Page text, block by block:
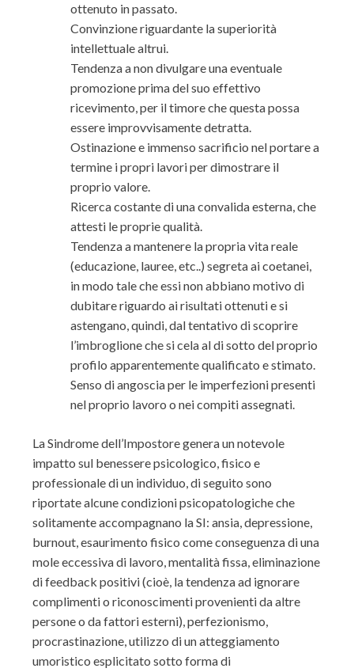
ottenuto in passato.
Convinzione riguardante la superiorità
intellettuale altrui.
Tendenza a non divulgare una eventuale
promozione prima del suo effettivo
ricevimento, per il timore che questa possa
essere improvvisamente detratta.
Ostinazione e immenso sacrificio nel portare a
termine i propri lavori per dimostrare il
proprio valore.
Ricerca costante di una convalida esterna, che
attesti le proprie qualità.
Tendenza a mantenere la propria vita reale
(educazione, lauree, etc..) segreta ai coetanei,
in modo tale che essi non abbiano motivo di
dubitare riguardo ai risultati ottenuti e si
astengano, quindi, dal tentativo di scoprire
l’imbroglione che si cela al di sotto del proprio
profilo apparentemente qualificato e stimato.
Senso di angoscia per le imperfezioni presenti
nel proprio lavoro o nei compiti assegnati.
La Sindrome dell’Impostore genera un notevole
impatto sul benessere psicologico, fisico e
professionale di un individuo, di seguito sono
riportate alcune condizioni psicopatologiche che
solitamente accompagnano la SI: ansia, depressione,
burnout, esaurimento fisico come conseguenza di una
mole eccessiva di lavoro, mentalità fissa, eliminazione
di feedback positivi (cioè, la tendenza ad ignorare
complimenti o riconoscimenti provenienti da altre
persone o da fattori esterni), perfezionismo,
procrastinazione, utilizzo di un atteggiamento
umoristico esplicitato sotto forma di